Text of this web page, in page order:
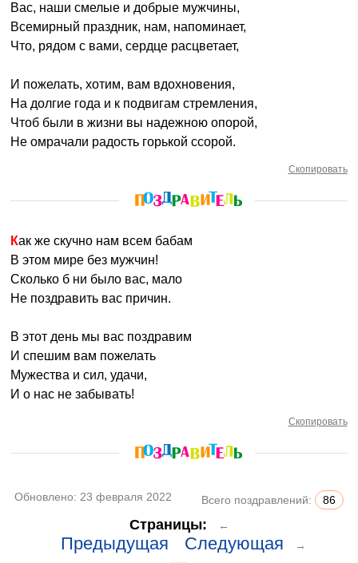
Вас, наши смелые и добрые мужчины,
Всемирный праздник, нам, напоминает,
Что, рядом с вами, сердце расцветает,
И пожелать, хотим, вам вдохновения,
На долгие года и к подвигам стремления,
Чтоб были в жизни вы надежною опорой,
Не омрачали радость горькой ссорой.
Скопировать
Как же скучно нам всем бабам
В этом мире без мужчин!
Сколько б ни было вас, мало
Не поздравить вас причин.
В этот день мы вас поздравим
И спешим вам пожелать
Мужества и сил, удачи,
И о нас не забывать!
Скопировать
Обновлено: 23 февраля 2022 Всего поздравлений: 86
Страницы: ←
Предыдущая Следующая →